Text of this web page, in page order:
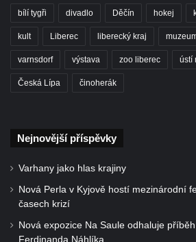
bílí tygři divadlo Děčín hokej
kult Liberec liberecký kraj
varnsdorf výstava zoo liberec ústí
Česká Lípa činoherák
Nejnovější příspěvky
Varhany jako hlas krajiny
Nová Perla v Kyjově hostí mezinárodní
časech krizí
Nová expozice Na Saule odhaluje
Ferdinanda Náhlíka